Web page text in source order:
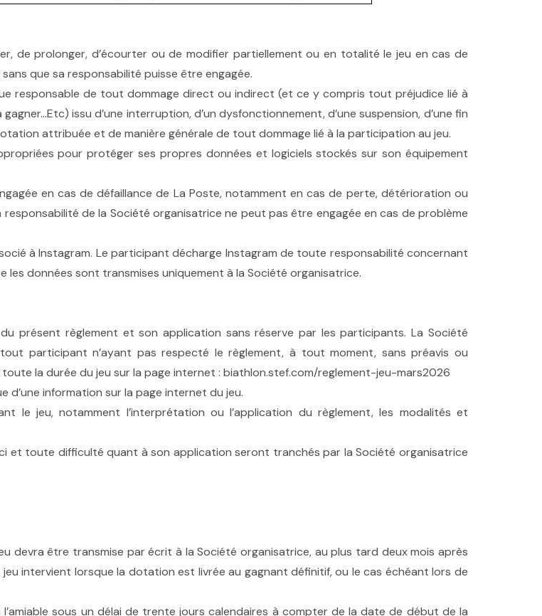
de prolonger, d’écourter ou de modifier partiellement ou en totalité le jeu en cas de
que sa responsabilité puisse être engagée.
responsable de tout dommage direct ou indirect (et ce y compris tout préjudice lié à
issu d’une interruption, d’un dysfonctionnement, d’une suspension, d’une fin
attribuée et de manière générale de tout dommage lié à la participation au jeu.
pour protéger ses propres données et logiciels stockés sur son équipement
en cas de défaillance de La Poste, notamment en cas de perte, détérioration ou
de la Société organisatrice ne peut pas être engagée en cas de problème
à Instagram. Le participant décharge Instagram de toute responsabilité concernant
données sont transmises uniquement à la Société organisatrice.
présent règlement et son application sans réserve par les participants. La Société
participant n’ayant pas respecté le règlement, à tout moment, sans préavis ou
la durée du jeu sur la page internet : biathlon.stef.com/reglement-jeu-mars2026
d’une information sur la page internet du jeu.
le jeu, notamment l’interprétation ou l’application du règlement, les modalités et
et toute difficulté quant à son application seront tranchés par la Société organisatrice
devra être transmise par écrit à la Société organisatrice, au plus tard deux mois après
intervient lorsque la dotation est livrée au gagnant définitif, ou le cas échéant lors de
sous un délai de trente jours calendaires à compter de la date de début de la